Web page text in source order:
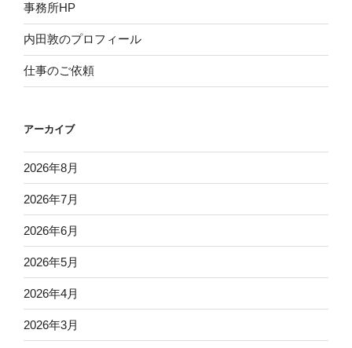
事務所HP
内田敦のプロフィール
仕事のご依頼
アーカイブ
2026年8月
2026年7月
2026年6月
2026年5月
2026年4月
2026年3月